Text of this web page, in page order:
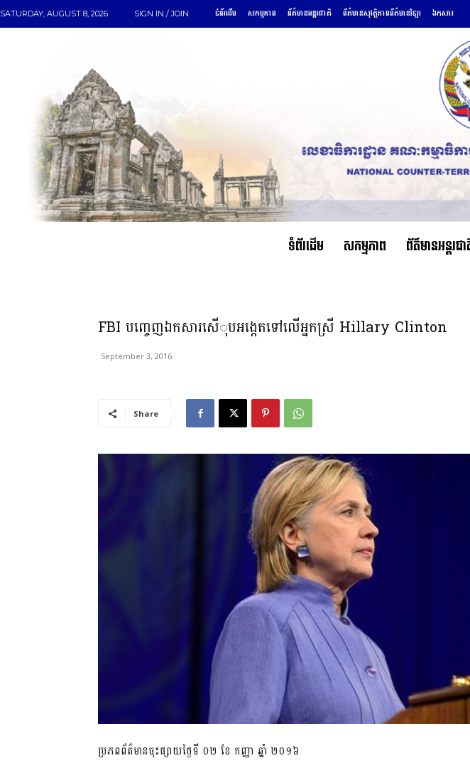
SATURDAY, AUGUST 8, 2026 SIGN IN / JOIN ទំព័រដើម សកម្មភាព ព័ត៌មានអន្តរជាតិ ព័ត៌មានសុវត្ថិភាពព័ត៌មានវិទ្យា ឯកសារ
ទំព័រដើម សកម្មភាព ព័ត៌មានអន្តរជ
FBI បញ្ចេញឯកសារសើុបអង្កេតទៅលើអ្នកស្រី Hillary Clinton
September 3, 2016
Share
ប្រភពព័ត៌មានចុះផ្សាយថ្ងៃទី ០២ ខែ កញ្ញា ឆ្នាំ ២០១៦